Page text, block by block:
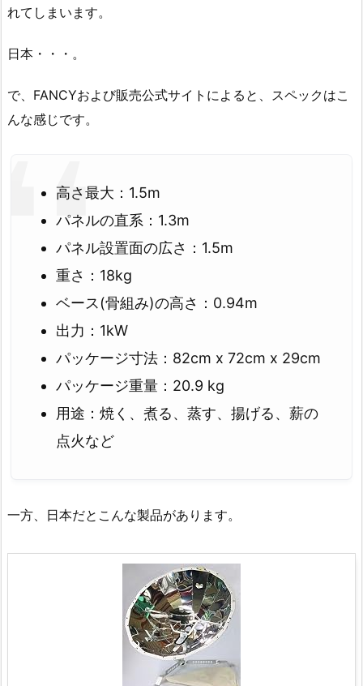
れてしまいます。
日本・・・。
で、FANCYおよび販売公式サイトによると、スペックはこ
んな感じです。
高さ最大：1.5m
パネルの直系：1.3m
パネル設置面の広さ：1.5m
重さ：18kg
ベース(骨組み)の高さ：0.94m
出力：1kW
パッケージ寸法：82cm x 72cm x 29cm
パッケージ重量：20.9 kg
用途：焼く、煮る、蒸す、揚げる、薪の
点火など
一方、日本だとこんな製品があります。